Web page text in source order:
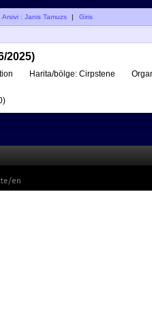
: Janis Tamuzs | Giris
2025)
Harita/bölge: Cirpstene
)